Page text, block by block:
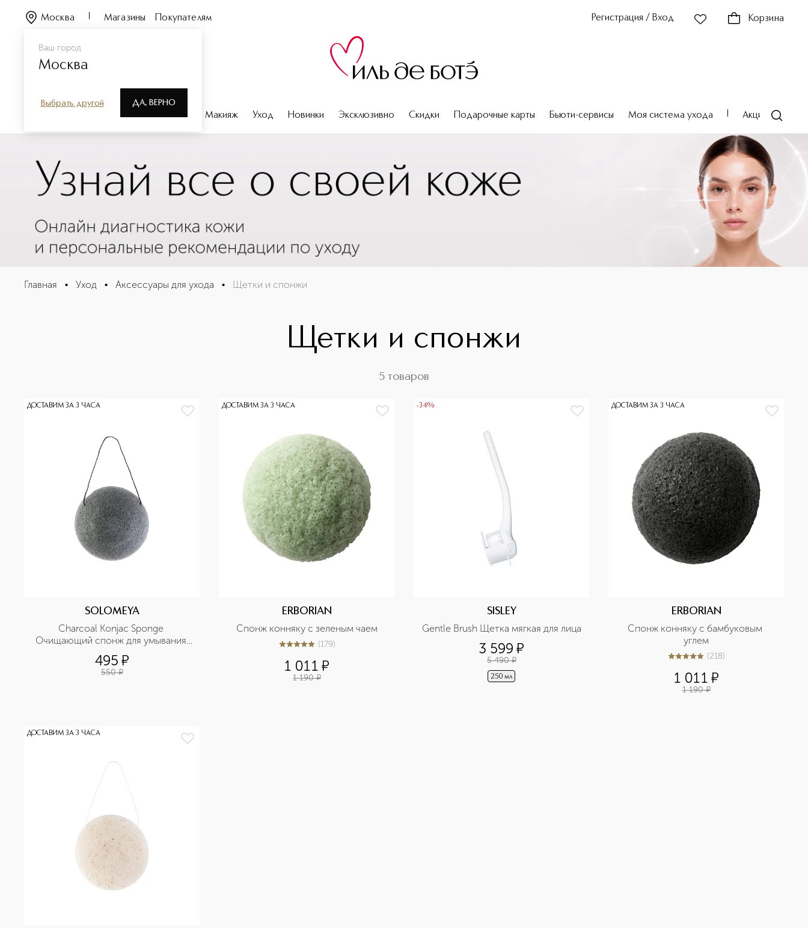
Ваш город
Москва
Выбрать другой ДА, ВЕРНО
Москва Магазины Покупателям Регистрация / Вход Корзина
Парфюмерия Макияж Уход Новинки Эксклюзивно Скидки Подарочные карты Бьюти-сервисы Моя система ухода Акции
Щетки и спонжи
Главная • Уход • Аксессуары для ухода • Щетки и спонжи
Щетки и спонжи
5 товаров
ДОСТАВИМ ЗА 3 ЧАСА
SOLOMEYA
Charcoal Konjac Sponge
Очищающий спонж для умывания
495 ¤
550 ¤
ДОСТАВИМ ЗА 3 ЧАСА
ERBORIAN
Спонж конняку с зеленым чаем
5из 5179 (179)
1 011 ¤
1 190 ¤
-34%
SISLEY
Gentle Brush Щетка мягкая для лица
3 599 ¤
5 490 ¤
250 мл
ДОСТАВИМ ЗА 3 ЧАСА
ERBORIAN
Спонж конняку с бамбуковым
углем
5из 5218 (218)
1 011 ¤
1 190 ¤
ДОСТАВИМ ЗА 3 ЧАСА